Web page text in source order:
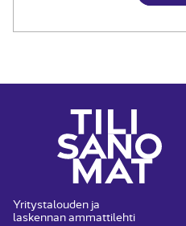
Yritystalouden ja
laskennan ammattilehti